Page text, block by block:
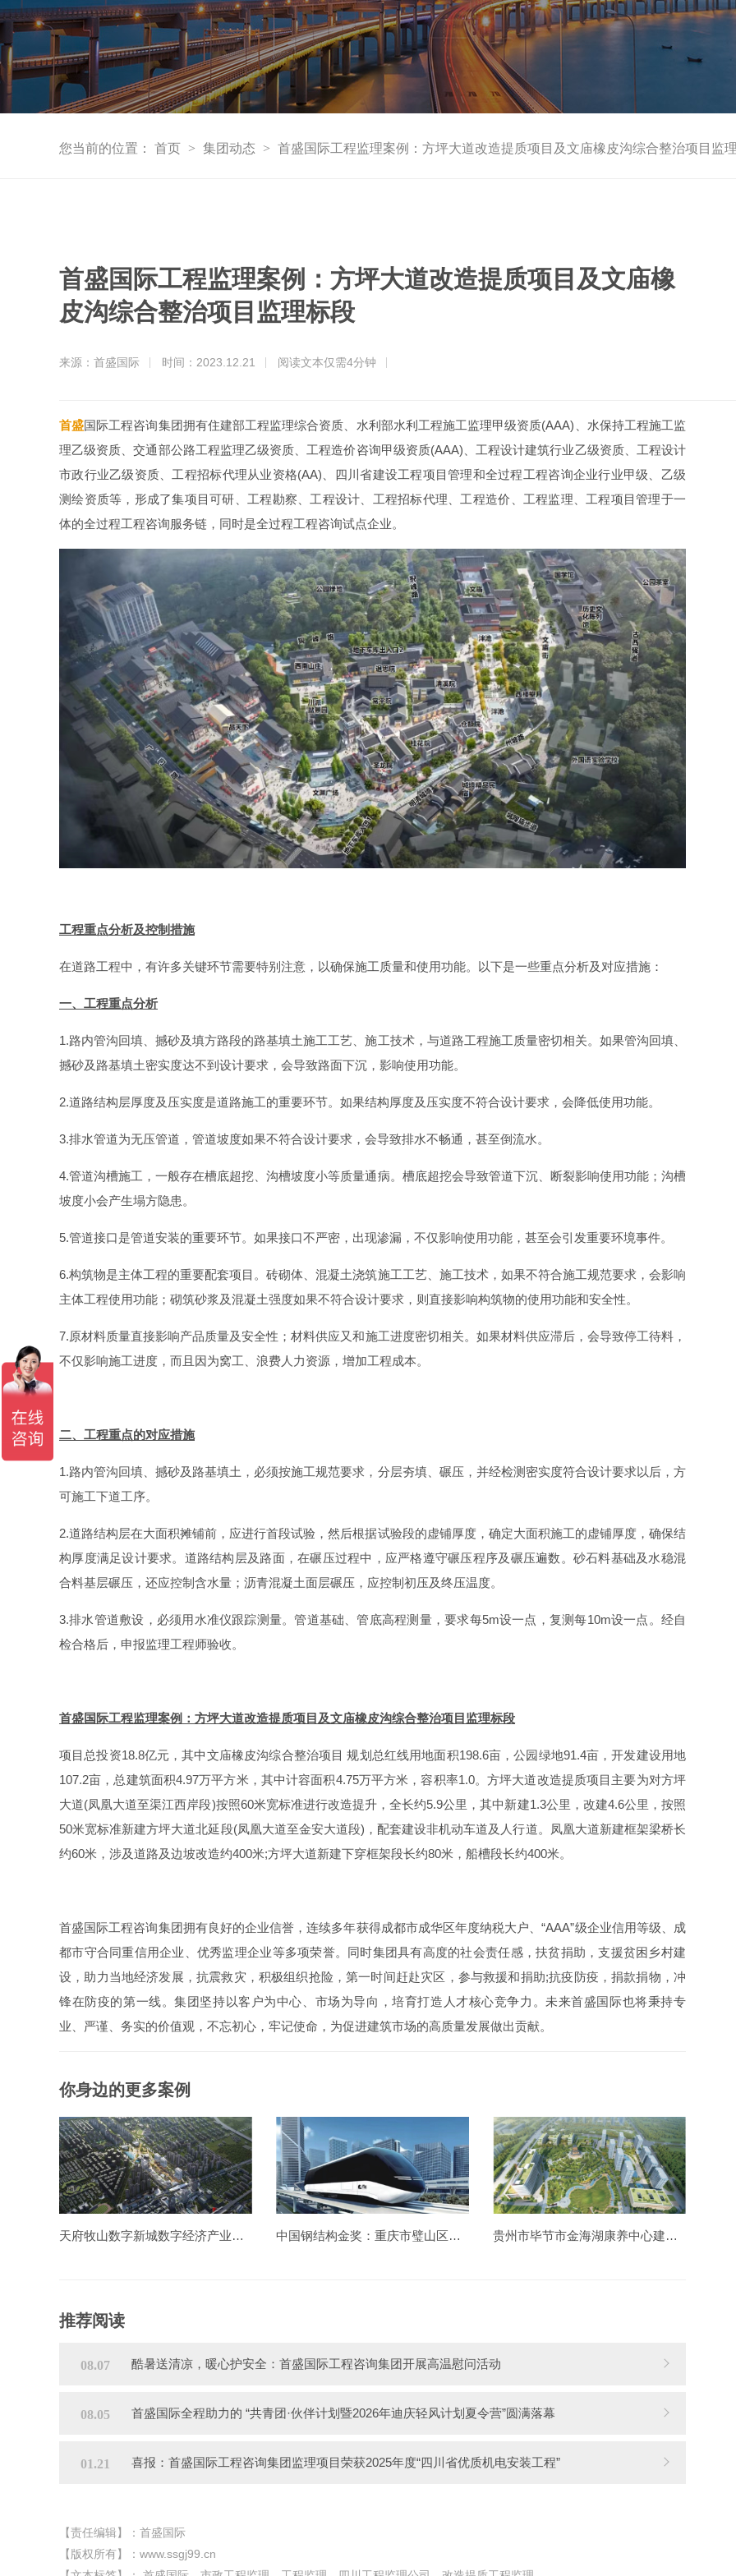
您当前的位置： 首页 > 集团动态 > 首盛国际工程监理案例：方坪大道改造提质项目及文庙橡皮沟综合整治项目监
首盛国际工程监理案例：方坪大道改造提质项目及文庙橡
皮沟综合整治项目监理标段
来源：首盛国际 时间：2023.12.21 阅读文本仅需4分钟
首盛国际工程咨询集团拥有住建部工程监理综合资质、水利部水利工程施工监理甲级资质(AAA)、水保持工程施工监
理乙级资质、交通部公路工程监理乙级资质、工程造价咨询甲级资质(AAA)、工程设计建筑行业乙级资质、工程设计
市政行业乙级资质、工程招标代理从业资格(AA)、四川省建设工程项目管理和全过程工程咨询企业行业甲级、乙级
测绘资质等，形成了集项目可研、工程勘察、工程设计、工程招标代理、工程造价、工程监理、工程项目管理于一
体的全过程工程咨询服务链，同时是全过程工程咨询试点企业。
工程重点分析及控制措施
在道路工程中，有许多关键环节需要特别注意，以确保施工质量和使用功能。以下是一些重点分析及对应措施：
一、工程重点分析
1.路内管沟回填、撼砂及填方路段的路基填土施工工艺、施工技术，与道路工程施工质量密切相关。如果管沟回填、
撼砂及路基填土密实度达不到设计要求，会导致路面下沉，影响使用功能。
2.道路结构层厚度及压实度是道路施工的重要环节。如果结构厚度及压实度不符合设计要求，会降低使用功能。
3.排水管道为无压管道，管道坡度如果不符合设计要求，会导致排水不畅通，甚至倒流水。
4.管道沟槽施工，一般存在槽底超挖、沟槽坡度小等质量通病。槽底超挖会导致管道下沉、断裂影响使用功能；沟槽
坡度小会产生塌方隐患。
5.管道接口是管道安装的重要环节。如果接口不严密，出现渗漏，不仅影响使用功能，甚至会引发重要环境事件。
6.构筑物是主体工程的重要配套项目。砖砌体、混凝土浇筑施工工艺、施工技术，如果不符合施工规范要求，会影响
主体工程使用功能；砌筑砂浆及混凝土强度如果不符合设计要求，则直接影响构筑物的使用功能和安全性。
7.原材料质量直接影响产品质量及安全性；材料供应又和施工进度密切相关。如果材料供应滞后，会导致停工待料，
不仅影响施工进度，而且因为窝工、浪费人力资源，增加工程成本。
二、工程重点的对应措施
1.路内管沟回填、撼砂及路基填土，必须按施工规范要求，分层夯填、碾压，并经检测密实度符合设计要求以后，方
可施工下道工序。
2.道路结构层在大面积摊铺前，应进行首段试验，然后根据试验段的虚铺厚度，确定大面积施工的虚铺厚度，确保结
构厚度满足设计要求。道路结构层及路面，在碾压过程中，应严格遵守碾压程序及碾压遍数。砂石料基础及水稳混
合料基层碾压，还应控制含水量；沥青混凝土面层碾压，应控制初压及终压温度。
3.排水管道敷设，必须用水准仪跟踪测量。管道基础、管底高程测量，要求每5m设一点，复测每10m设一点。经自
检合格后，申报监理工程师验收。
首盛国际工程监理案例：方坪大道改造提质项目及文庙橡皮沟综合整治项目监理标段
项目总投资18.8亿元，其中文庙橡皮沟综合整治项目 规划总红线用地面积198.6亩，公园绿地91.4亩，开发建设用地
107.2亩，总建筑面积4.97万平方米，其中计容面积4.75万平方米，容积率1.0。方坪大道改造提质项目主要为对方坪
大道(凤凰大道至渠江西岸段)按照60米宽标准进行改造提升，全长约5.9公里，其中新建1.3公里，改建4.6公里，按照
50米宽标准新建方坪大道北延段(凤凰大道至金安大道段)，配套建设非机动车道及人行道。凤凰大道新建框架梁桥长
约60米，涉及道路及边坡改造约400米;方坪大道新建下穿框架段长约80米，船槽段长约400米。
首盛国际工程咨询集团拥有良好的企业信誉，连续多年获得成都市成华区年度纳税大户、“AAA”级企业信用等级、成
都市守合同重信用企业、优秀监理企业等多项荣誉。同时集团具有高度的社会责任感，扶贫捐助，支援贫困乡村建
设，助力当地经济发展，抗震救灾，积极组织抢险，第一时间赶赴灾区，参与救援和捐助;抗疫防疫，捐款捐物，冲
锋在防疫的第一线。集团坚持以客户为中心、市场为导向，培育打造人才核心竞争力。未来首盛国际也将秉持专
业、严谨、务实的价值观，不忘初心，牢记使命，为促进建筑市场的高质量发展做出贡献。
你身边的更多案例
天府牧山数字新城数字经济产业园一期造价项目 中国钢结构金奖：重庆市璧山区胶轮有轨电车工程 贵州市毕节市金海湖康养中心建设造价项目
推荐阅读
08.07 酷暑送清凉，暖心护安全：首盛国际工程咨询集团开展高温慰问活动
08.05 首盛国际全程助力的 “共青团·伙伴计划暨2026年迪庆轻风计划夏令营”圆满落幕
01.21 喜报：首盛国际工程咨询集团监理项目荣获2025年度“四川省优质机电安装工程”
【责任编辑】：首盛国际
【版权所有】： www.ssgj99.cn